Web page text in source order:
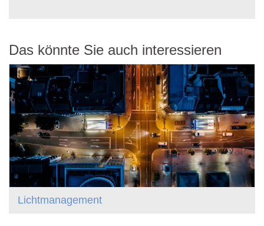
Das könnte Sie auch interessieren
Lichtmanagement